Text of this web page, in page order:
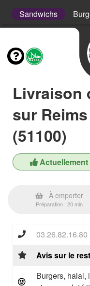
Sandwichs
Livraison
sur
(51100)
À emporter
Préparation : 20 min
03.26.82.16.80
Avis sur le
Burgers, halal,